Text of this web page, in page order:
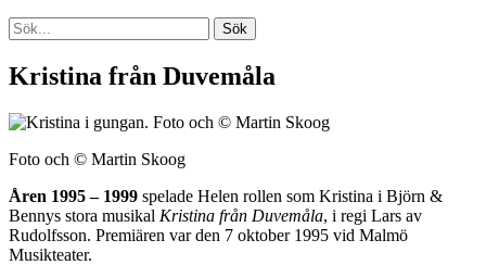
Search
Sök
efter:
[label]
Kristina från Duvemåla
Foto och © Martin Skoog
Åren 1995 – 1999 spelade Helen rollen som Kristina i Björn &
Bennys stora musikal Kristina från Duvemåla, i regi Lars av
Rudolfsson. Premiären var den 7 oktober 1995 vid Malmö
Musikteater.